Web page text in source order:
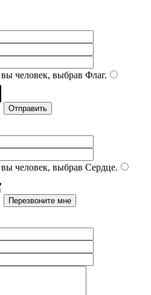
человек, выбрав Флаг.
человек, выбрав Сердце.